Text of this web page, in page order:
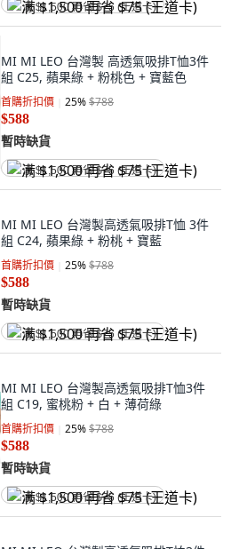
满 $1,500 再省 $75 (王道卡)
MI MI LEO 台灣製 高透氣吸排T恤3件
組 C25, 蘋果綠 + 粉桃色 + 寶藍色
首購折扣價 25%$788
$588
暫時缺貨
满 $1,500 再省 $75 (王道卡)
MI MI LEO 台灣製高透氣吸排T恤 3件
組 C24, 蘋果綠 + 粉桃 + 寶藍
首購折扣價 25%$788
$588
暫時缺貨
满 $1,500 再省 $75 (王道卡)
MI MI LEO 台灣製高透氣吸排T恤3件
組 C19, 蜜桃粉 + 白 + 薄荷綠
首購折扣價 25%$788
$588
暫時缺貨
满 $1,500 再省 $75 (王道卡)